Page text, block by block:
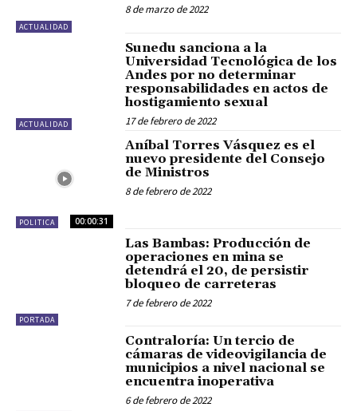
ACTUALIDAD
8 de marzo de 2022
ACTUALIDAD
Sunedu sanciona a la
Universidad Tecnológica de los
Andes por no determinar
responsabilidades en actos de
hostigamiento sexual
17 de febrero de 2022
POLITICA 00:00:31
Aníbal Torres Vásquez es el
nuevo presidente del Consejo
de Ministros
8 de febrero de 2022
PORTADA
Las Bambas: Producción de
operaciones en mina se
detendrá el 20, de persistir
bloqueo de carreteras
7 de febrero de 2022
Contraloría: Un tercio de
cámaras de videovigilancia de
municipios a nivel nacional se
encuentra inoperativa
6 de febrero de 2022